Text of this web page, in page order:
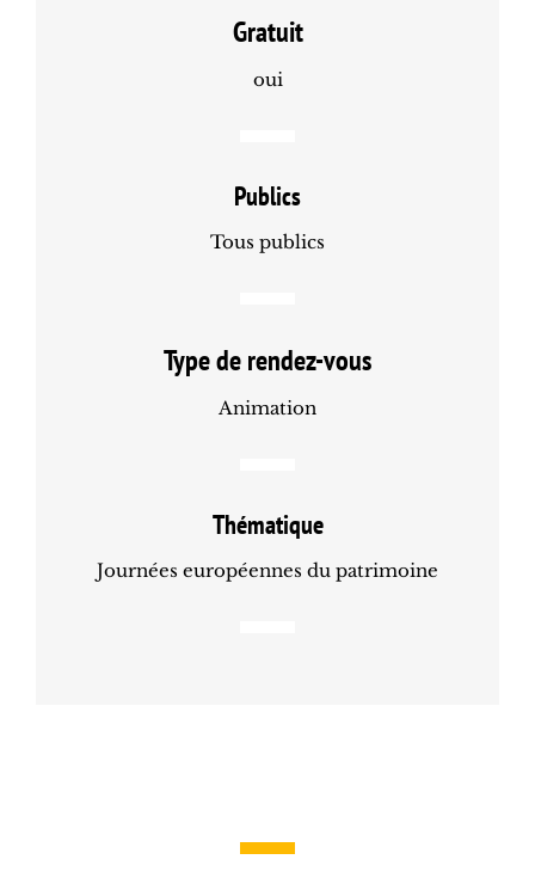
Gratuit
oui
Publics
Tous publics
Type de rendez-vous
Animation
Thématique
Journées européennes du patrimoine